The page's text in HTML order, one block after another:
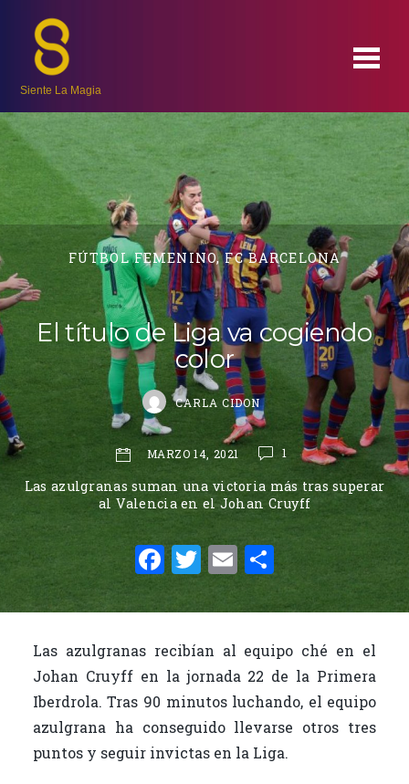
Siente La Magia
FÚTBOL FEMENINO,FC BARCELONA
El título de Liga va cogiendo
color
CARLA CIDON
MARZO 14, 2021 1
Las azulgranas suman una victoria más tras superar
al Valencia en el Johan Cruyff
F
a
c
e
b
o
o
k
T
w
it
te
r
E
m
ai
l
C
o
m
p
ar
ti
r
Las azulgranas recibían al equipo ché en el
Johan Cruyff en la jornada 22 de la Primera
Iberdrola. Tras 90 minutos luchando, el equipo
azulgrana ha conseguido llevarse otros tres
puntos y seguir invictas en la Liga.